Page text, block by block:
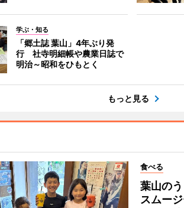
学ぶ・知る
「郷土誌 葉山」4年ぶり発
行 社寺明細帳や農業日誌で
明治～昭和をひもとく
もっと見る
食べる
葉山の
スムー